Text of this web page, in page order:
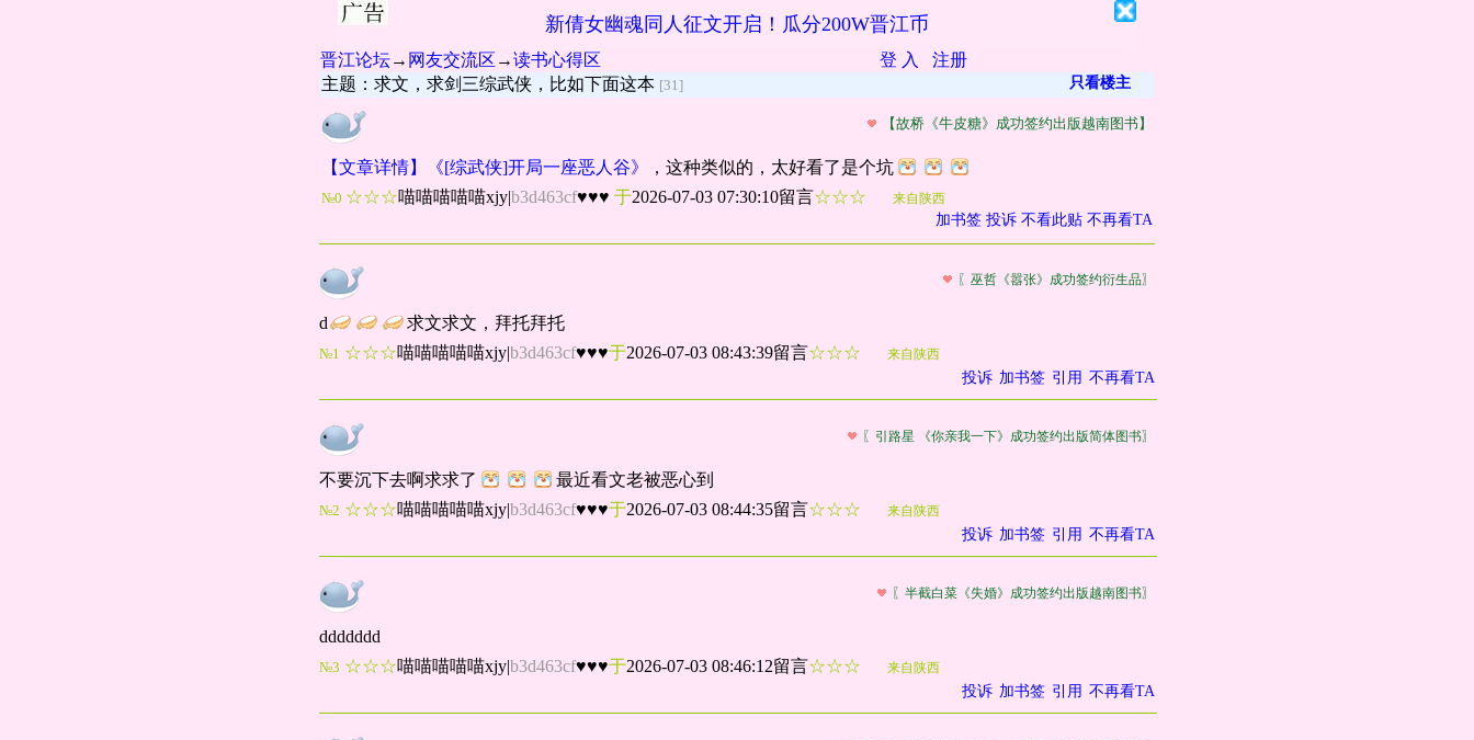
新倩女幽魂同人征文开启！瓜分200W晋江币
晋江论坛→ 网友交流区 →读书心得区 登 入
注册
主题：求文，求剑三综武侠，比如下面这本 [31] 只看楼主
【故桥《牛皮糖》成功签约出版越南图书】
【文章详情】《[综武侠]开局一座恶人谷》 ，这种类似的，太好看了是个坑
№0 ☆☆☆喵喵喵喵喵xjy|b3d463cf♥♥♥ 于2026-07-03 07:30:10留言☆☆☆ 来自陕西
加书签 投诉 不看此贴 不再看TA
〖巫哲《嚣张》成功签约衍生品〗
d 求文求文，拜托拜托
№1 ☆☆☆喵喵喵喵喵xjy|b3d463cf♥♥♥于2026-07-03 08:43:39留言☆☆☆ 来自陕西
投诉 加书签 引用 不再看TA
〖引路星 《你亲我一下》成功签约出版简体图书〗
不要沉下去啊求求了 最近看文老被恶心到
№2 ☆☆☆喵喵喵喵喵xjy|b3d463cf♥♥♥于2026-07-03 08:44:35留言☆☆☆ 来自陕西
投诉 加书签 引用 不再看TA
〖半截白菜《失婚》成功签约出版越南图书〗
ddddddd
№3 ☆☆☆喵喵喵喵喵xjy|b3d463cf♥♥♥于2026-07-03 08:46:12留言☆☆☆ 来自陕西
投诉 加书签 引用 不再看TA